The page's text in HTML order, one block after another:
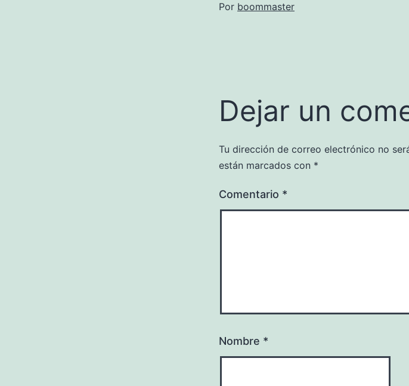
Por boommaster
Dejar un
Tu dirección de correo electrónico no
están marcados con *
Comentario *
Nombre *